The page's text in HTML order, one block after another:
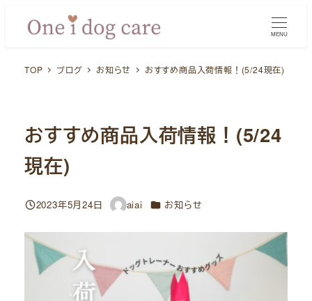
MENU
TOP ブログ お知らせ おすすめ商品入荷情報！(5/24現在)
おすすめ商品入荷情報！(5/24
現在)
投稿日
2023年5月24日
著
aiai カテゴリー
お知らせ